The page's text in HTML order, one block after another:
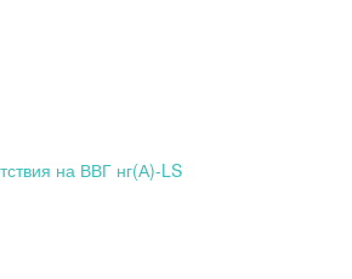
на ВВГ нг(А)-LS